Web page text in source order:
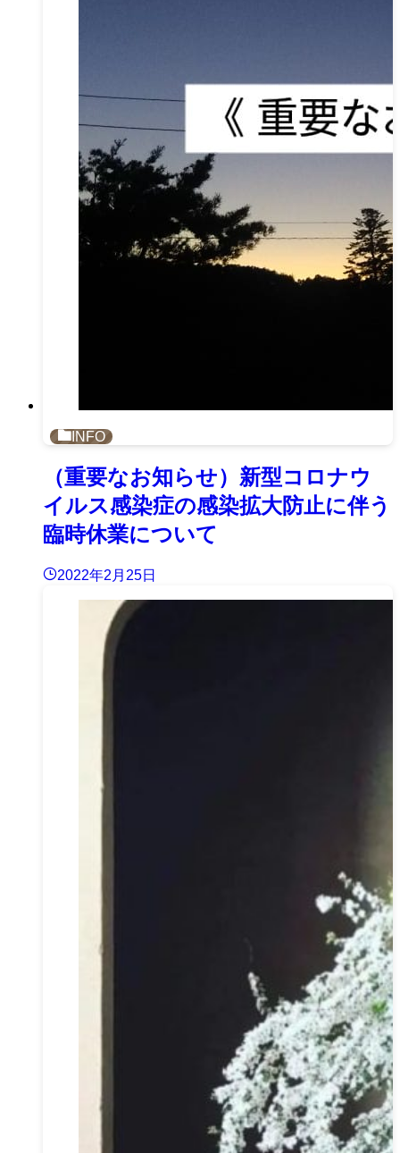
INFO
（重要なお知らせ）新型コロナウ
イルス感染症の感染拡大防止に伴う
臨時休業について
2022年2月25日